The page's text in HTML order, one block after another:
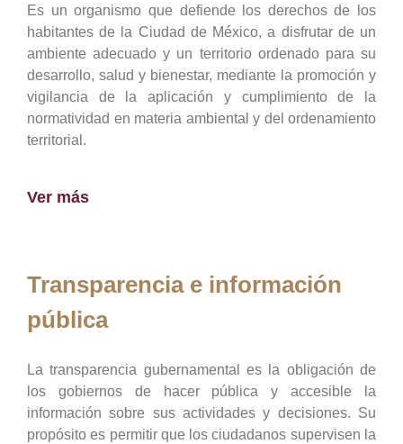
Es un organismo que defiende los derechos de los
habitantes de la Ciudad de México, a disfrutar de un
ambiente adecuado y un territorio ordenado para su
desarrollo, salud y bienestar, mediante la promoción y
vigilancia de la aplicación y cumplimiento de la
normatividad en materia ambiental y del ordenamiento
territorial.
Ver más
Transparencia e información
pública
La transparencia gubernamental es la obligación de
los gobiernos de hacer pública y accesible la
información sobre sus actividades y decisiones. Su
propósito es permitir que los ciudadanos supervisen la